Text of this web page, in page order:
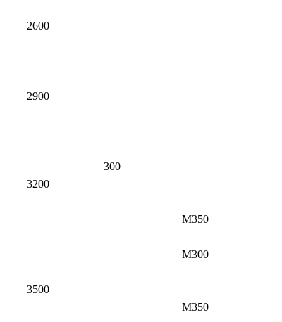
300
2600
2900
3200
М350
3500
М300
М350